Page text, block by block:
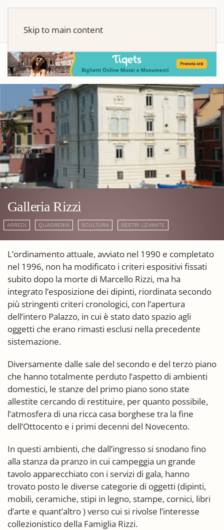
Skip to main content
Galleria Rizzi
ARREDI QUADRERIA SCULTURA SESTRI LEVANTE
L’ordinamento attuale, avviato nel 1990 e completato
nel 1996, non ha modificato i criteri espositivi fissati
subito dopo la morte di Marcello Rizzi, ma ha
integrato l’esposizione dei dipinti, riordinata secondo
più stringenti criteri cronologici, con l’apertura
dell’intero Palazzo, in cui è stato dato spazio agli
oggetti che erano rimasti esclusi nella precedente
sistemazione.
Diversamente dalle sale del secondo e del terzo piano
che hanno totalmente perduto l’aspetto di ambienti
domestici, le stanze del primo piano sono state
allestite cercando di restituire, per quanto possibile,
l’atmosfera di una ricca casa borghese tra la fine
dell’Ottocento e i primi decenni del Novecento.
In questi ambienti, che dall’ingresso si snodano fino
alla stanza da pranzo in cui campeggia un grande
tavolo apparecchiato con i servizi di gala, hanno
trovato posto le diverse categorie di oggetti (dipinti,
mobili, ceramiche, stipi in legno, stampe, cornici, libri
d’arte e quant’altro ) verso cui si rivolse l’interesse
collezionistico della Famiglia Rizzi.